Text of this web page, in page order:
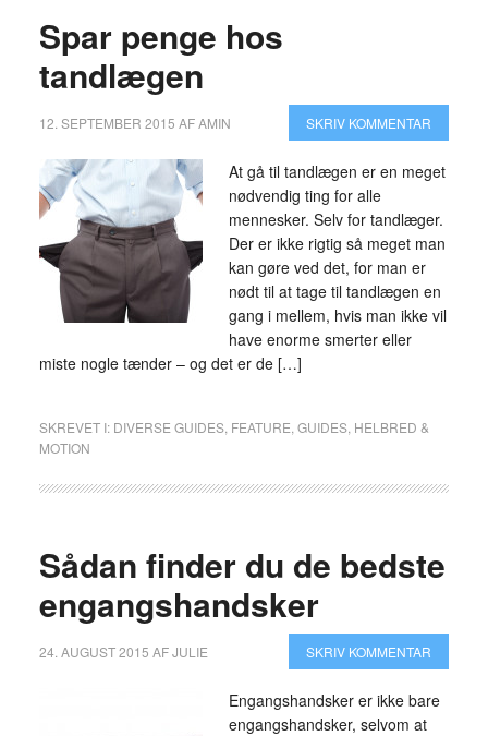
Spar penge hos
tandlægen
12. SEPTEMBER 2015 AFAMIN SKRIV KOMMENTAR
At gå til tandlægen er en meget
nødvendig ting for alle
mennesker. Selv for tandlæger.
Der er ikke rigtig så meget man
kan gøre ved det, for man er
nødt til at tage til tandlægen en
gang i mellem, hvis man ikke vil
have enorme smerter eller
miste nogle tænder – og det er de […]
SKREVET I: DIVERSE GUIDES, FEATURE GUIDES, HELBRED &
MOTION
Sådan finder du de bedste
engangshandsker
24. AUGUST 2015 AFJULIE SKRIV KOMMENTAR
Engangshandsker er ikke bare
engangshandsker, selvom at